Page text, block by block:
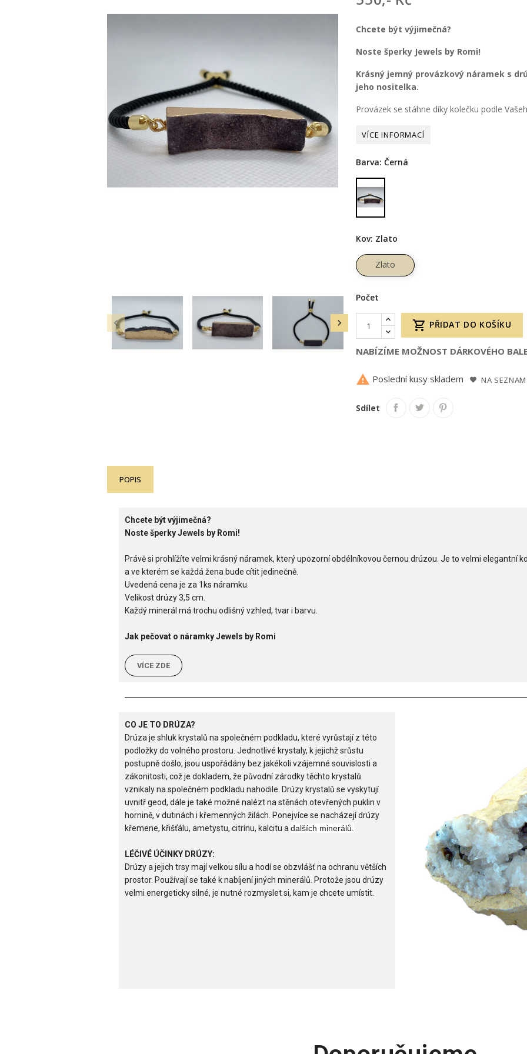
 
Chcete být výjimečná?
Noste šperky Jewels by Romi!
Krásný jemný provázkový náramek s
jeho nositelka.
Provázek se stáhne díky kolečku podle
Barva: Černá
Černá
Kov: Zlato
Zlato
Počet
 PŘIDAT DO KOŠÍKU
NABÍZÍME MOŽNOST DÁRKOVÉHO
 Poslední kusy skladem NA
Sdílet
POPIS
Chcete být výjimečná?
Noste šperky Jewels by Romi!
Právě si prohlížíte velmi krásný náramek, který upozorní obdélníkovou černou drúzou. Je to velmi elegantní
a ve kterém se každá žena bude cítit jedinečně.
Uvedená cena je za 1ks náramku.
Velikost drúzy 3,5 cm.
Každý minerál má trochu odlišný vzhled, tvar i barvu.
Jak pečovat o náramky Jewels by Romi
VÍCE ZDE
CO JE TO DRÚZA?
Drúza je shluk krystalů na společném podkladu, které vyrůstají z této
podložky do volného prostoru. Jednotlivé krystaly, k jejichž srůstu
postupně došlo, jsou uspořádány bez jakékoli vzájemné souvislosti a
zákonitosti, což je dokladem, že původní zárodky těchto krystalů
vznikaly na společném podkladu nahodile. Drúzy krystalů se vyskytují
uvnitř geod, dále je také možné nalézt na stěnách otevřených puklin v
hornině, v dutinách i křemenných žilách. Ponejvíce se nacházejí drúzy
křemene, křišťálu, ametystu, citrínu, kalcitu a dalších minerálů.
LÉČIVÉ ÚČINKY DRÚZY:
Drúzy a jejich trsy mají velkou sílu a hodí se obzvlášť na ochranu větších
prostor. Používají se také k nabíjení jiných minerálů. Protože jsou drúzy
velmi energeticky silné, je nutné rozmyslet si, kam je chcete umístit.